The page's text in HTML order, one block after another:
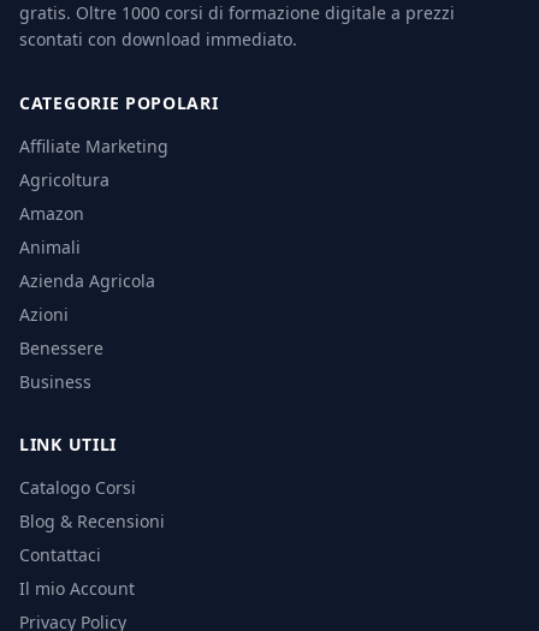
gratis. Oltre 1000 corsi di formazione digitale a prezzi
scontati con download immediato.
CATEGORIE POPOLARI
Affiliate Marketing
Agricoltura
Amazon
Animali
Azienda Agricola
Azioni
Benessere
Business
LINK UTILI
Catalogo Corsi
Blog & Recensioni
Contattaci
Il mio Account
Privacy Policy